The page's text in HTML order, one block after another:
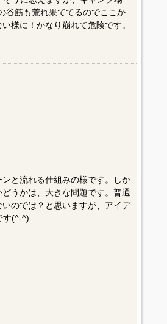
谷筋も荒れ果ててるのでここか
様に！かなり崩れて危険です。
と流れる仕組みの様です。しか
うかは、大きな問題です。普通
のでは？と思いますが、アイデ
す(^-^)